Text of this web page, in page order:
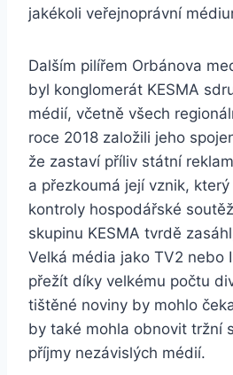
jakékoli veřejnoprávní
Dalším pilířem Orbánova
byl konglomerát KESMA
médií, včetně všech
roce 2018 založili jeho
že zastaví příliv státní
a přezkoumá její vznik,
kontroly hospodářské
skupinu KESMA tvrdě
Velká média jako TV2 nebo
přežít díky velkému počtu
tištěné noviny by mohlo
by také mohla obnovit tržní
příjmy nezávislých médií.